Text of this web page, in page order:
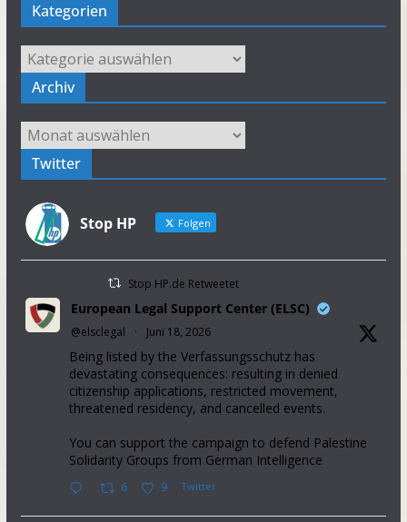
Kategorien
Kategorien
Archiv
Archiv
Twitter
Stop HP Folgen
Stop HP.de Retweetet
European Legal Support Center (ELSC)
@elsclegal · Juni 18, 2026
Being listed by the Verfassungsschutz has
devastating consequences: resulting in denied
citizenship applications, restricted movement,
threatened residency, and cancelled events.
You can support the campaign to defend Palestine
Solidarity Groups from German Intelligence
6 9 Twitter